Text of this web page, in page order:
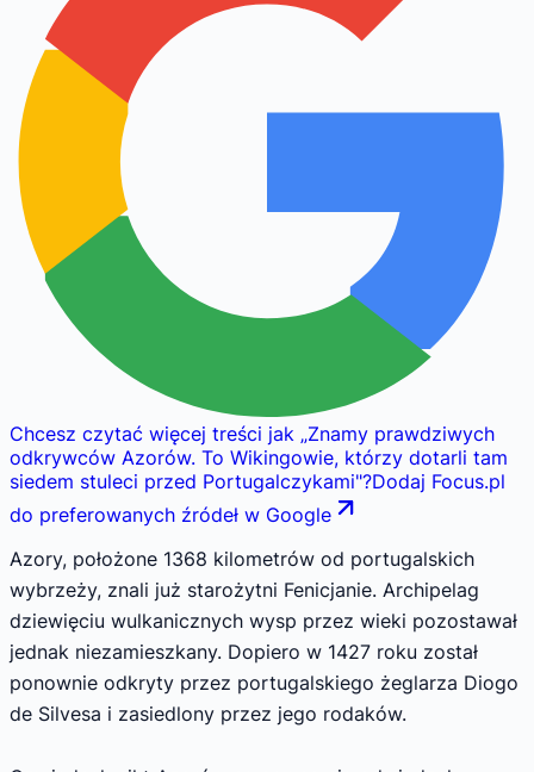
Chcesz czytać więcej treści jak „Znamy prawdziwych
odkrywców Azorów. To Wikingowie, którzy dotarli tam
siedem stuleci przed Portugalczykami"?Dodaj Focus.pl
do preferowanych źródeł w Google
Azory, położone 1368 kilometrów od portugalskich
wybrzeży, znali już starożytni Fenicjanie. Archipelag
dziewięciu wulkanicznych wysp przez wieki pozostawał
jednak niezamieszkany. Dopiero w 1427 roku został
ponownie odkryty przez portugalskiego żeglarza Diogo
de Silvesa i zasiedlony przez jego rodaków.